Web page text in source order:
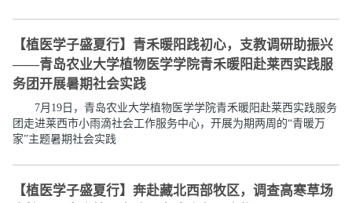
【植医学子盛夏行】青禾暖阳践初心，支教调研助振兴
——青岛农业大学植物医学学院青禾暖阳赴莱西实践服
务团开展暑期社会实践
7月19日，青岛农业大学植物医学学院青禾暖阳赴莱西实践服务
团走进莱西市小雨滴社会工作服务中心，开展为期两周的“青暖万
家”主题暑期社会实践
【植医学子盛夏行】奔赴藏北西部牧区，调查高寒草场